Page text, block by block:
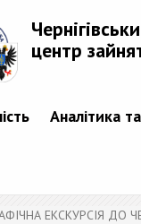
центр
Аналітика
ЕКСКУРСІЯ ДО